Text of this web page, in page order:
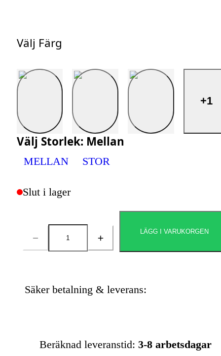
Välj Färg
Välj Färg
+1
Välj Storlek: Mellan
MELLAN STOR
Slut i lager
Antal
LÄGG I VARUKORGEN
Säker betalning & leverans:
Beräknad leveranstid: 3-8 arbetsdagar